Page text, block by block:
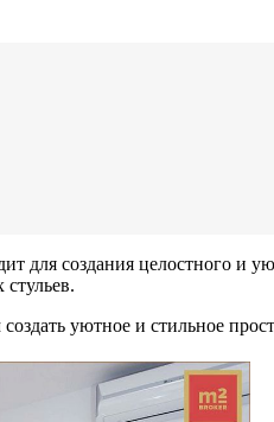
для создания целостного и
уютное и стильное